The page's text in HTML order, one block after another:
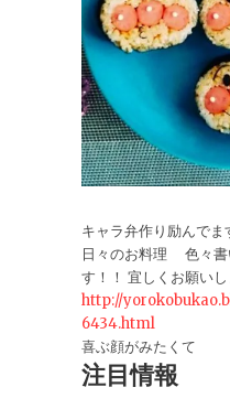
キャラ弁作り励んでま
日々のお料理 色々書
す！！ 宜しくお願いし
http://
6434.html
喜ぶ顔がみたくて
注目情報